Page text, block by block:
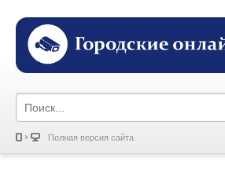
Полная версия сайта